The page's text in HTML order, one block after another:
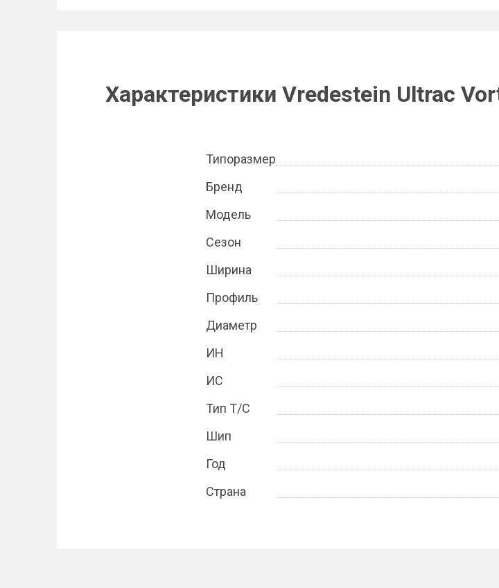
Характеристики Vredestein Ultrac
Типоразмер
Бренд
Модель
Сезон
Ширина
Профиль
Диаметр
ИН
ИС
Тип Т/С
Шип
Год
Страна